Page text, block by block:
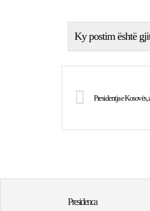
Ky postim është
Presidentja e
Presidenca